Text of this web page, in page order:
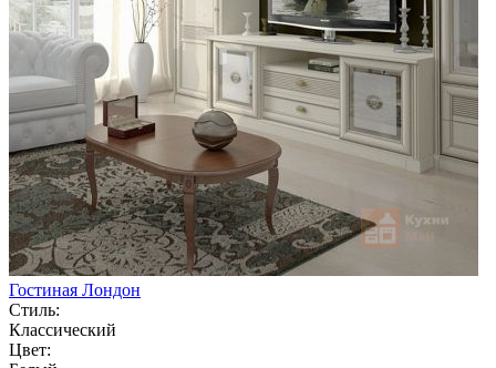
Гостиная Лондон
Стиль:
Классический
Цвет: